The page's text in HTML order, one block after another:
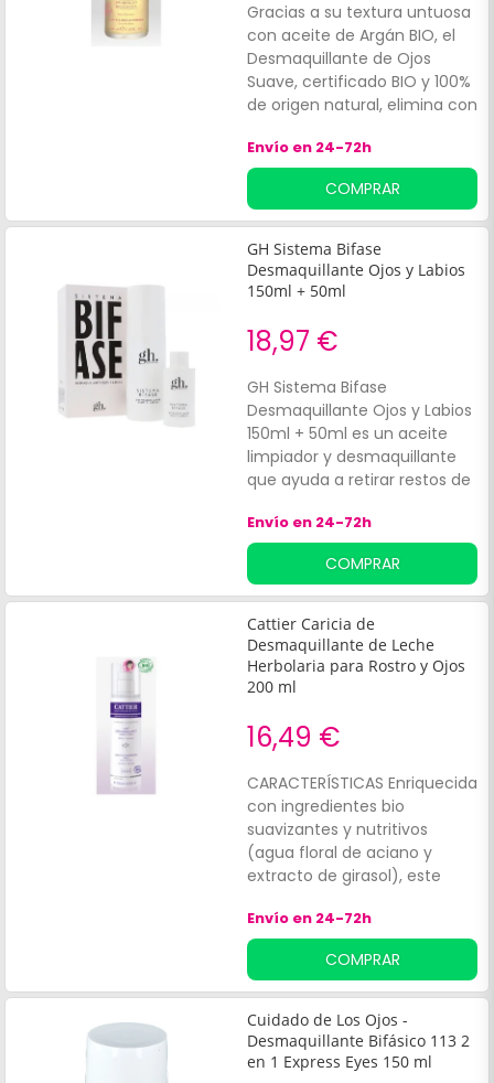
Gracias a su textura untuosa
con aceite de Argán BIO, el
Desmaquillante de Ojos
Suave, certificado BIO y 100%
de origen natural, elimina con
maquillaje, incluidos los
waterproof.
Envío en 24-72h
COMPRAR
GH Sistema Bifase
Desmaquillante Ojos y Labios
150ml + 50ml
18,97 €
GH Sistema Bifase
Desmaquillante Ojos y Labios
150ml + 50ml es un aceite
limpiador y desmaquillante
que ayuda a retirar restos de
solar. Elaborado con Aceite
de Argán 100% puro
compuesto por ácidos grasos
y vitamina E y que contribuye
a nutrir y reparar la piel,
también Aceite de Jojoba
con unas características
similares al sebo de la piel lo
exceso y Aceite de Ricino que
aporta propiedades
calmantes y
antiinflamatorias a la piel.
Envío en 24-72h
COMPRAR
Cattier Caricia de
Desmaquillante de Leche
Herbolaria para Rostro y Ojos
200 ml
16,49 €
CARACTERÍSTICAS Enriquecida
con ingredientes bio
suavizantes y nutritivos
(agua floral de aciano y
extracto de girasol), este
suavidad el rostro y los ojos.
INFORMATIONCattier Leche
Limpiadora Caresse
d''Herboriste es ideal para
desmaquillar eficazmente el
rostro y los ojos.
Envío en 24-72h
COMPRAR
Cuidado de Los Ojos -
Desmaquillante Bifásico 113 2
en 1 Express Eyes 150 ml